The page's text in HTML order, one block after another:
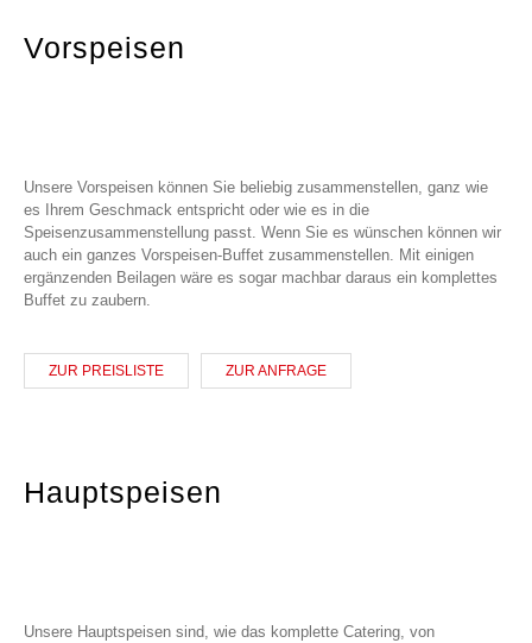
Vorspeisen
Unsere Vorspeisen können Sie beliebig zusammenstellen, ganz wie
es Ihrem Geschmack entspricht oder wie es in die
Speisenzusammenstellung passt. Wenn Sie es wünschen können wir
auch ein ganzes Vorspeisen-Buffet zusammenstellen. Mit einigen
ergänzenden Beilagen wäre es sogar machbar daraus ein komplettes
Buffet zu zaubern.
ZUR PREISLISTE ZUR ANFRAGE
Hauptspeisen
Unsere Hauptspeisen sind, wie das komplette Catering, von